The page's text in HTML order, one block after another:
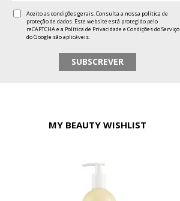
Aceito as condições gerais. Consulta a nossa política de
proteção de dados. Este website está protegido pelo
reCAPTCHA e a Política de Privacidade eCondições do Serviço
do Google são aplicáveis.
MY BEAUTY WISHLIST